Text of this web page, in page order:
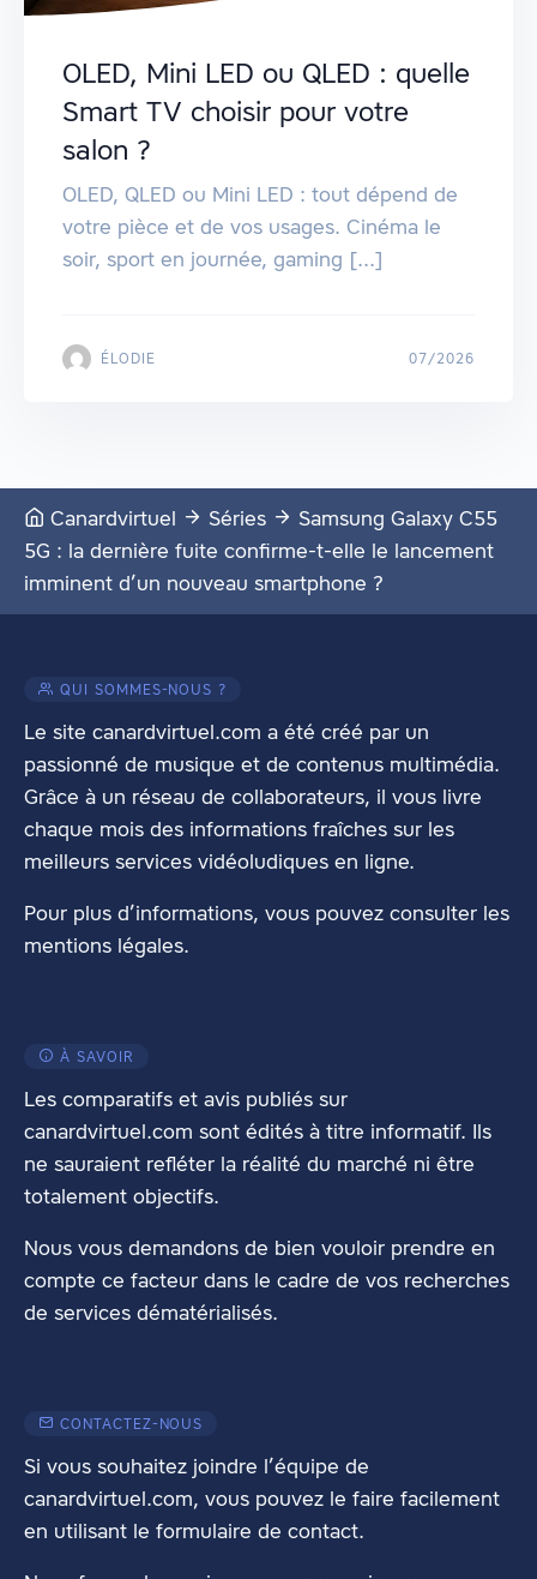
OLED, Mini LED ou QLED : quelle
Smart TV choisir pour votre
salon ?
OLED, QLED ou Mini LED : tout dépend de
votre pièce et de vos usages. Cinéma le
soir, sport en journée, gaming [...]
ÉLODIE 07/2026
Canardvirtuel Séries
Samsung Galaxy C55
5G : la dernière fuite confirme-t-elle le lancement
imminent d’un nouveau smartphone ?
QUI SOMMES-NOUS ?
Le site canardvirtuel.com a été créé par un
passionné de musique et de contenus multimédia.
Grâce à un réseau de collaborateurs, il vous livre
chaque mois des informations fraîches sur les
meilleurs services vidéoludiques en ligne.
Pour plus d’informations, vous pouvez consulter les
mentions légales.
À SAVOIR
Les comparatifs et avis publiés sur
canardvirtuel.com sont édités à titre informatif. Ils
ne sauraient refléter la réalité du marché ni être
totalement objectifs.
Nous vous demandons de bien vouloir prendre en
compte ce facteur dans le cadre de vos recherches
de services dématérialisés.
CONTACTEZ-NOUS
Si vous souhaitez joindre l’équipe de
canardvirtuel.com, vous pouvez le faire facilement
en utilisant le formulaire de contact.